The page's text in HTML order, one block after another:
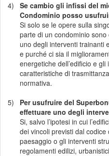
4)
Se cambio gli infissi del
Condominio posso
Si solo se le opere sulla
parte di un condominio
uno degli interventi trainanti
e purché ci sia il
energetiche dell’edificio e
caratteristiche di
normativa.
5)
Per usufruire del
effettuare uno degli
Si, salvo l’ipotesi in cui
dei vincoli previsti dal
paesaggio o gli interventi
regolamenti edilizi,